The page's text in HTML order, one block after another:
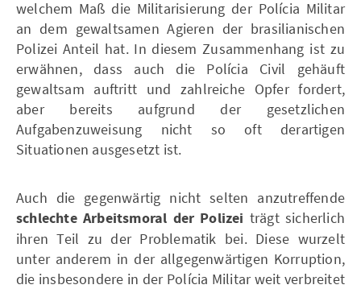
welchem Maß die Militarisierung der Polícia Militar
an dem gewaltsamen Agieren der brasilianischen
Polizei Anteil hat. In diesem Zusammenhang ist zu
erwähnen, dass auch die Polícia Civil gehäuft
gewaltsam auftritt und zahlreiche Opfer fordert,
aber bereits aufgrund der gesetzlichen
Aufgabenzuweisung nicht so oft derartigen
Situationen ausgesetzt ist.
Auch die gegenwärtig nicht selten anzutreffende
schlechte Arbeitsmoral der Polizei trägt sicherlich
ihren Teil zu der Problematik bei. Diese wurzelt
unter anderem in der allgegenwärtigen Korruption,
die insbesondere in der Polícia Militar weit verbreitet